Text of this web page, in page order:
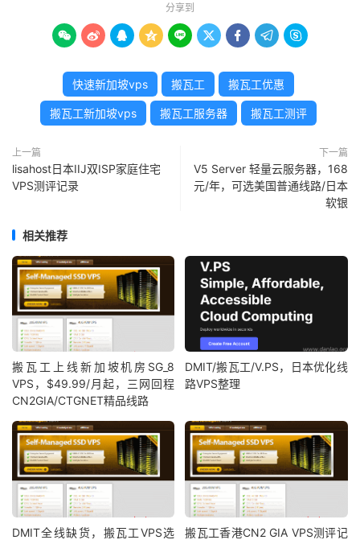
分享到
        
快速新加坡vps 搬瓦工 搬瓦工优惠
搬瓦工新加坡vps 搬瓦工服务器 搬瓦工测评
上一篇
lisahost日本IIJ双ISP家庭住宅
VPS测评记录
下一篇
V5 Server 轻量云服务器，168
元/年，可选美国普通线路/日本
软银
相关推荐
搬瓦工上线新加坡机房SG_8
VPS，$49.99/月起，三网回程
CN2GIA/CTGNET精品线路
DMIT/搬瓦工/V.PS，日本优化线
路VPS整理
DMIT全线缺货，搬瓦工VPS选
搬瓦工香港CN2 GIA VPS测评记